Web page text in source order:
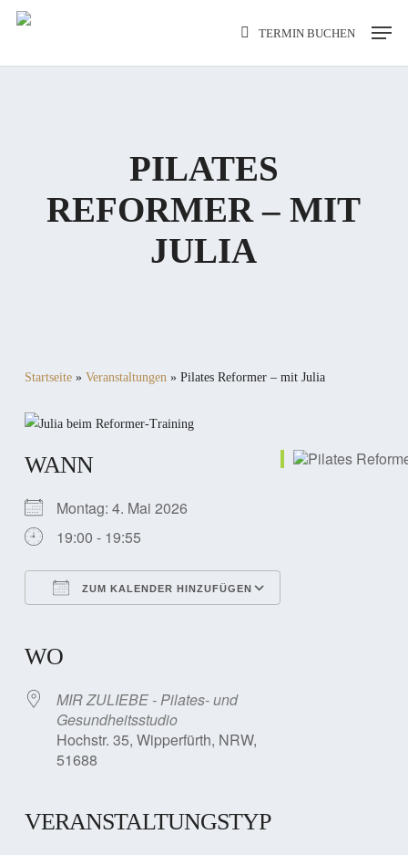
Skip
TERMIN BUCHEN
Menu
PILATES
REFORMER – MIT
JULIA
Startseite» Veranstaltungen» Pilates Reformer – mit Julia
WANN
Montag: 4. Mai 2026
19:00 - 19:55
ZUM KALENDER HINZUFÜGEN
WO
MIR ZULIEBE - Pilates- und
Gesundheitsstudio
Hochstr. 35, Wipperfürth, NRW,
51688
VERANSTALTUNGSTYP